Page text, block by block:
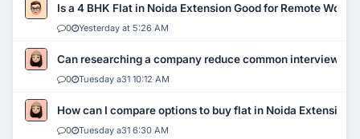
Is a 4 BHK Flat in Noida Extension Good for Remote Work?
0 Yesterday at 5:26 AM
Can researching a company reduce common interview
0 Tuesday a31 10:12 AM
How can I compare options to buy flat in Noida Extension?
0 Tuesday a31 6:30 AM